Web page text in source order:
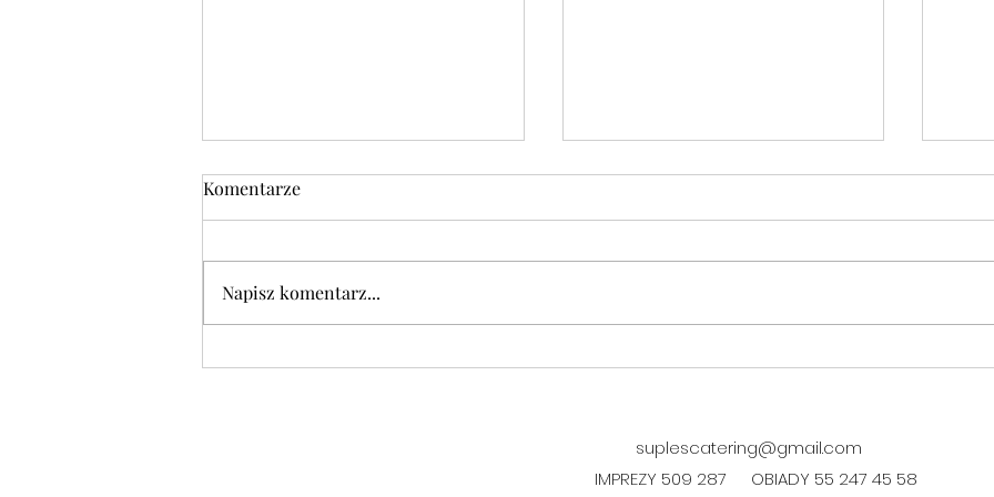
Komentarze
Napisz komentarz...
suplescatering@gmail.com
IMPREZY 509 287
OBIADY 55 247 45 58